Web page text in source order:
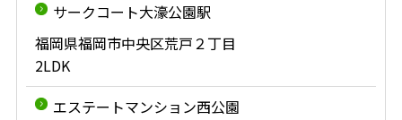
サークコート大濠公園駅
福岡県福岡市中央区荒戸２丁目
2LDK
エステートマンション西公園